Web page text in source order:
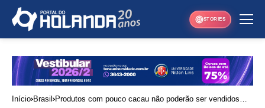
STORIES
Início Brasil
Produtos com pouco cacau não poderão ser vendidos